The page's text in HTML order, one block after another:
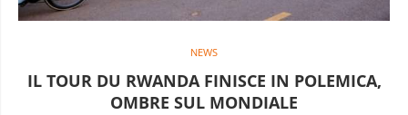
NEWS
IL TOUR DU RWANDA FINISCE IN POLEMICA,
OMBRE SUL MONDIALE